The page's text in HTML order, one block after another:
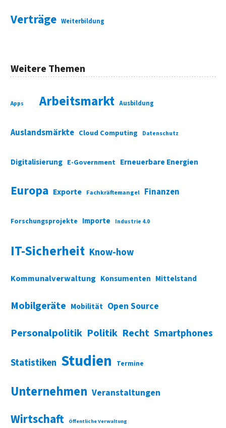
Verträge Weiterbildung
Weitere Themen
Apps Arbeitsmarkt Ausbildung
Auslandsmärkte Cloud Computing Datenschutz
Digitalisierung E-Government Erneuerbare Energien
Europa Exporte Fachkräftemangel Finanzen
Forschungsprojekte Importe Industrie 4.0
IT-Sicherheit Know-how
Kommunalverwaltung Konsumenten Mittelstand
Mobilgeräte Mobilität Open Source
Personalpolitik Politik Recht Smartphones
Statistiken Studien Termine
Unternehmen Veranstaltungen
Wirtschaft Öffentliche Verwaltung